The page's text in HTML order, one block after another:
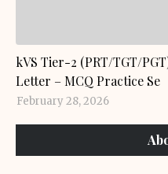
kVS Tier-2 (PRT/TGT/
Letter – MCQ Practice Se
February 28, 2026